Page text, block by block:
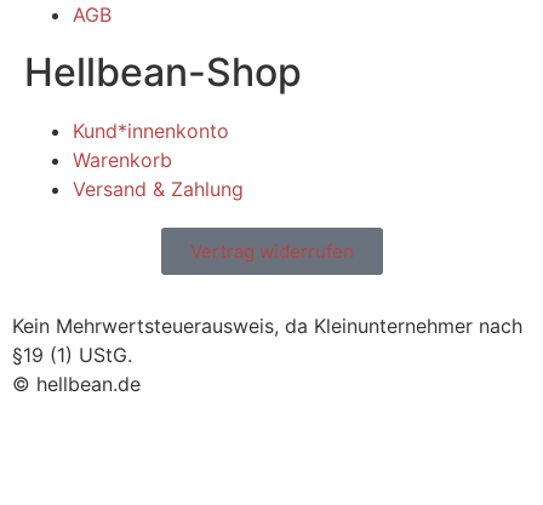
AGB
Hellbean-Shop
Kund*innenkonto
Warenkorb
Versand & Zahlung
Vertrag widerrufen
Kein Mehrwertsteuerausweis, da Kleinunternehmer nach
§19 (1) UStG.
© hellbean.de